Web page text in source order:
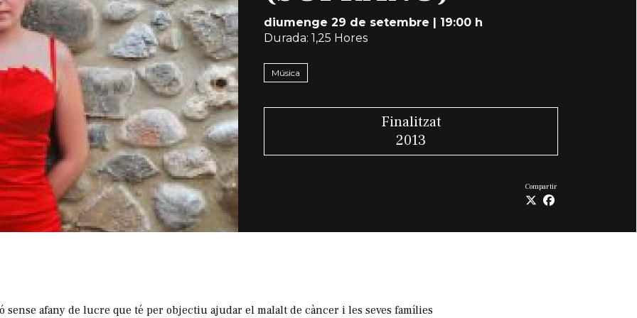
diumenge 29 de setembre
19:00 h
Durada: 1,25 Hores
Música
Finalitzat
2013
Compartir
sense afany de lucre que té per objectiu ajudar el malalt de càncer i les seves famílies